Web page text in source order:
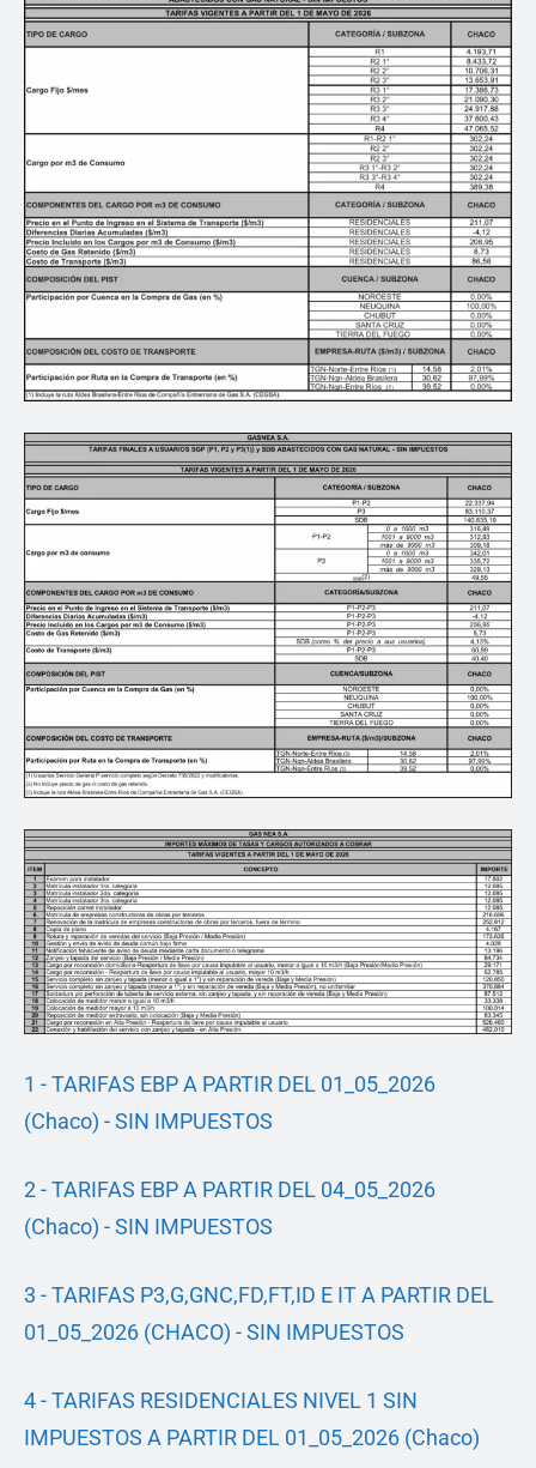
1 - TARIFAS EBP A PARTIR DEL 01_05_2026
(Chaco) - SIN IMPUESTOS
2 - TARIFAS EBP A PARTIR DEL 04_05_2026
(Chaco) - SIN IMPUESTOS
3 - TARIFAS P3,G,GNC,FD,FT,ID E IT A PARTIR DEL
01_05_2026 (CHACO) - SIN IMPUESTOS
4 - TARIFAS RESIDENCIALES NIVEL 1 SIN
IMPUESTOS A PARTIR DEL 01_05_2026 (Chaco)